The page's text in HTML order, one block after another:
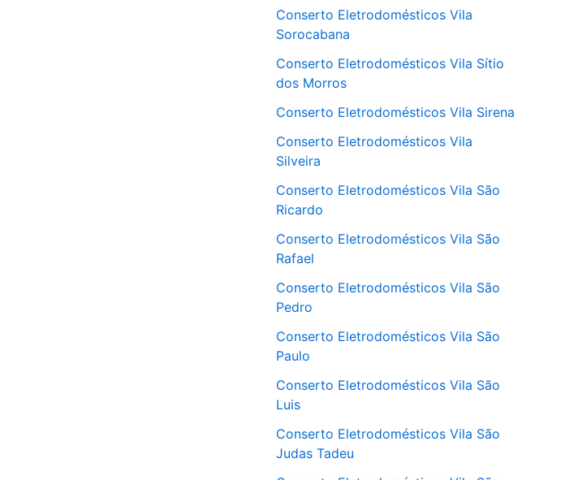
Conserto Eletrodomésticos Vila
Sorocabana
Conserto Eletrodomésticos Vila Sítio
dos Morros
Conserto Eletrodomésticos Vila Sirena
Conserto Eletrodomésticos Vila
Silveira
Conserto Eletrodomésticos Vila São
Ricardo
Conserto Eletrodomésticos Vila São
Rafael
Conserto Eletrodomésticos Vila São
Pedro
Conserto Eletrodomésticos Vila São
Paulo
Conserto Eletrodomésticos Vila São
Luis
Conserto Eletrodomésticos Vila São
Judas Tadeu